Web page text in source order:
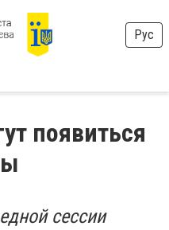
Рус
появиться
сессии